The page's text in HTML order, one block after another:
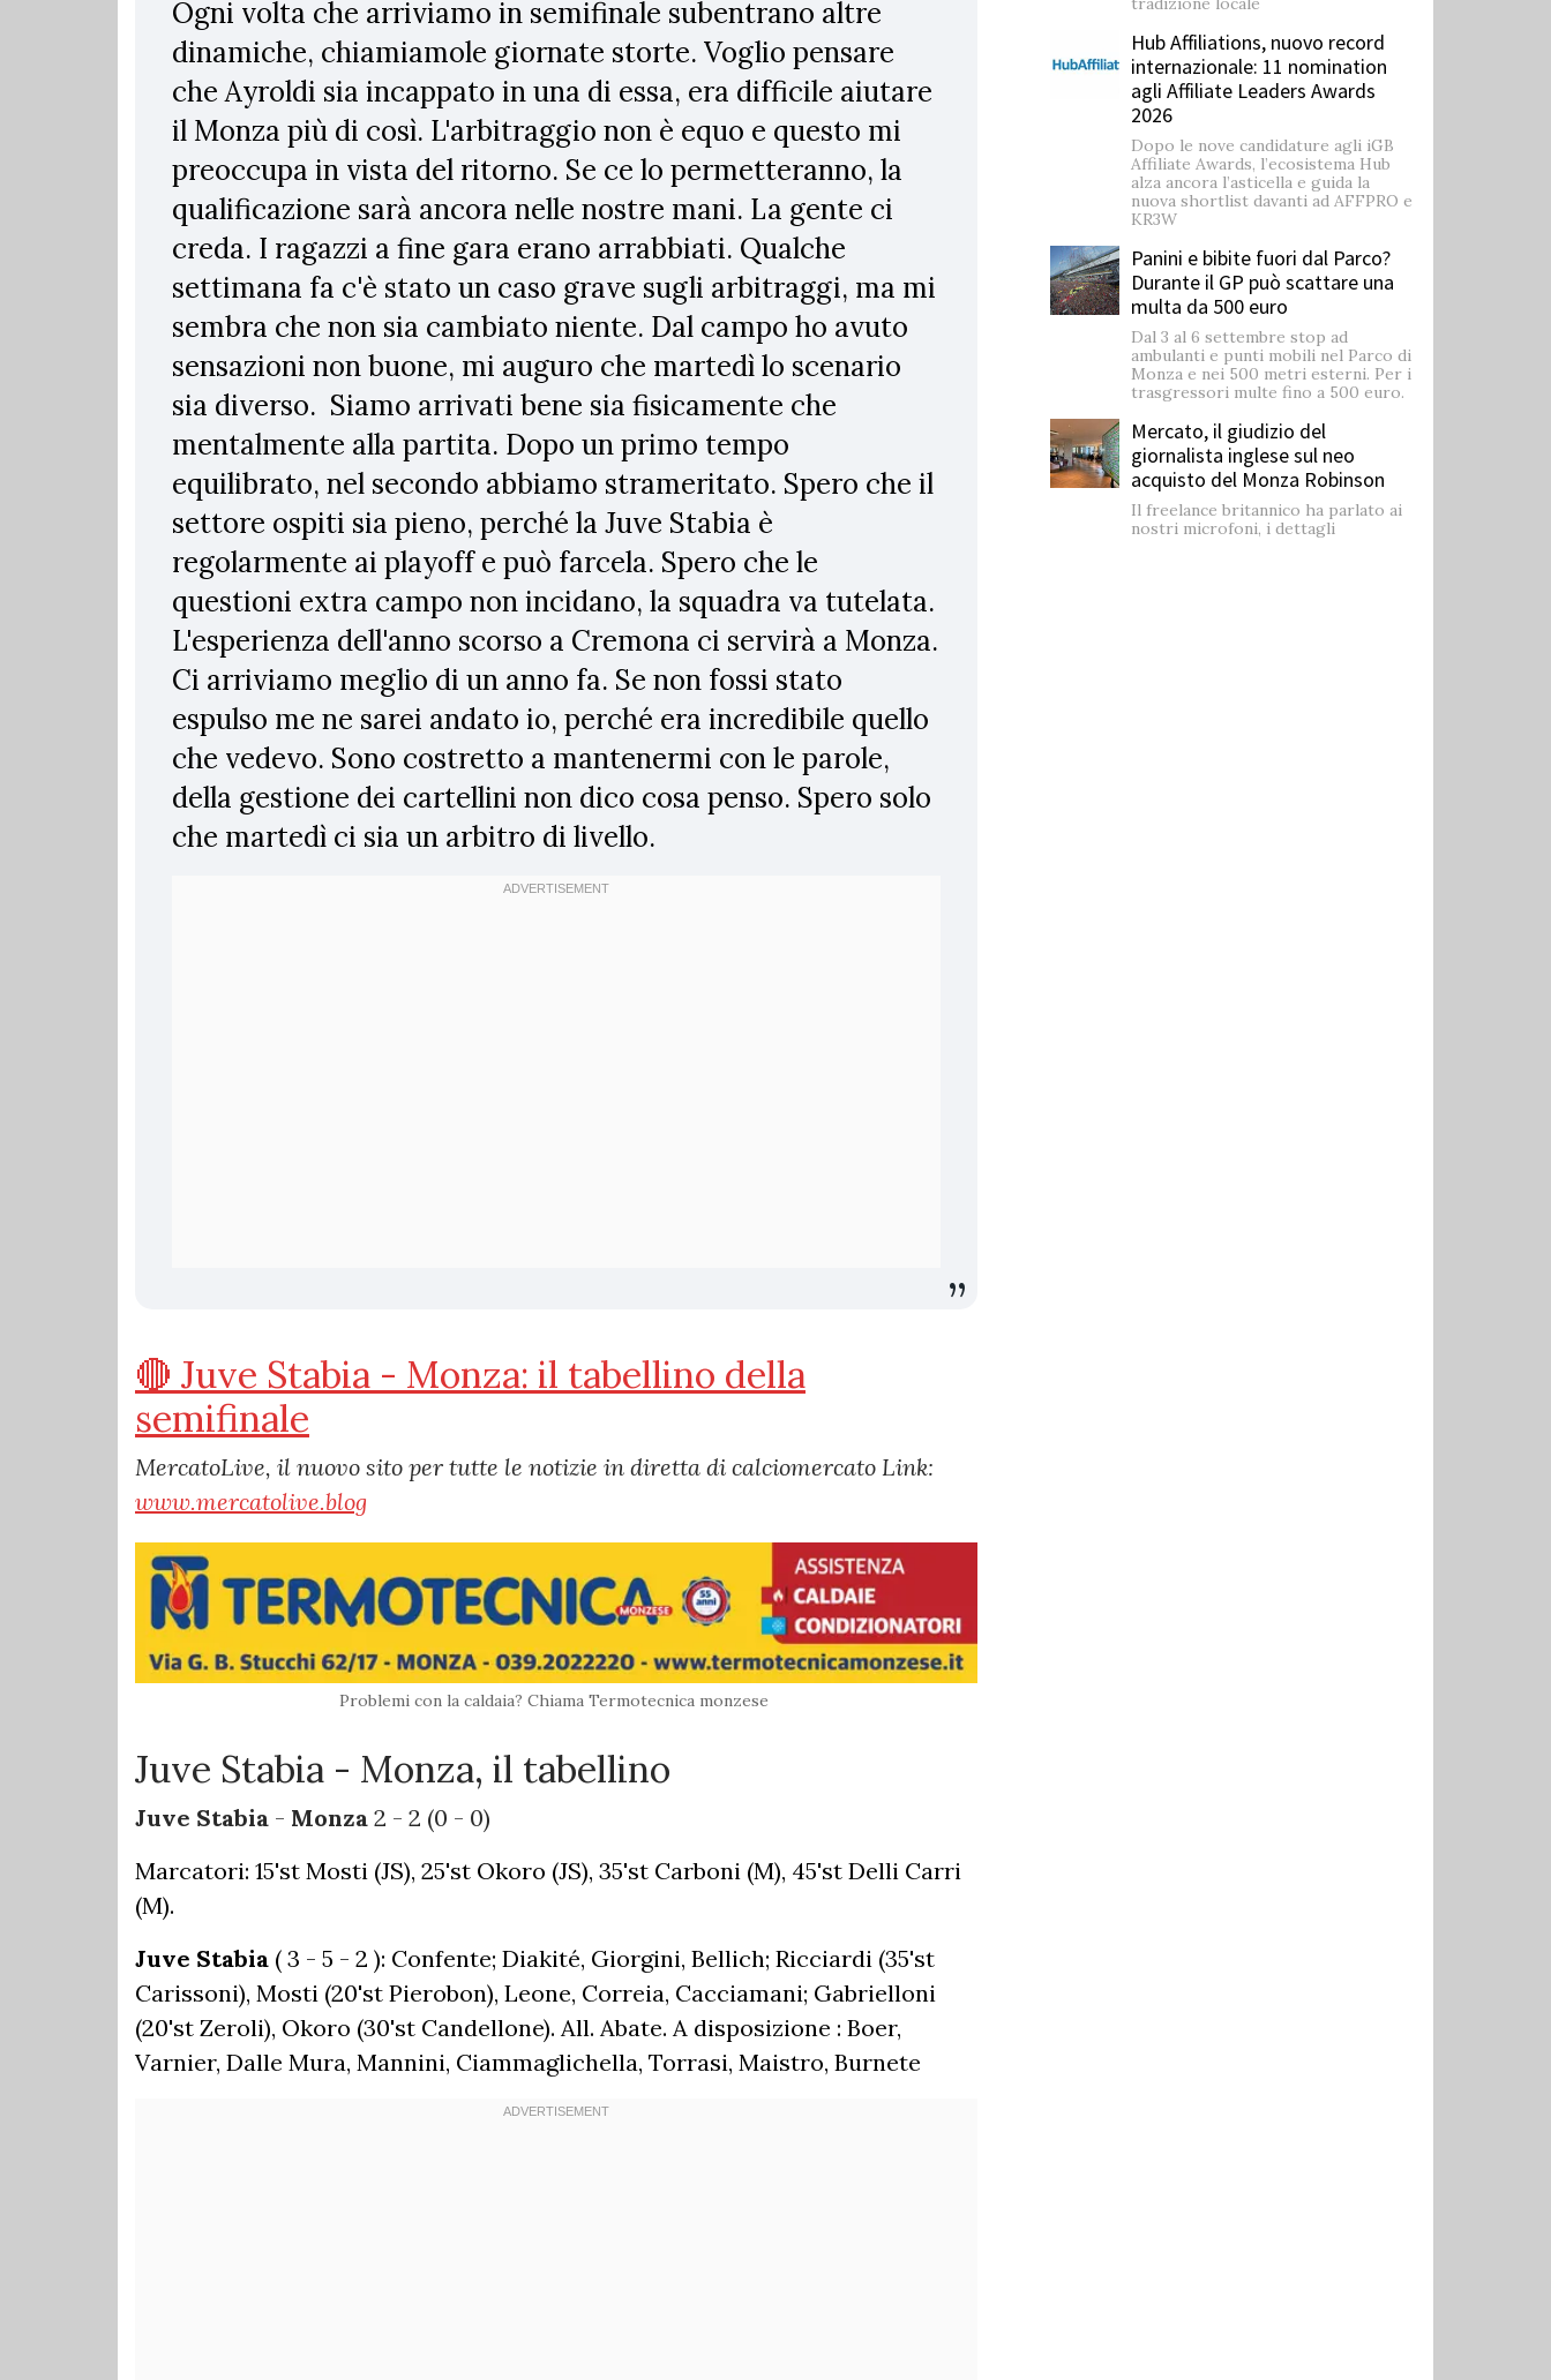
Ogni volta che arriviamo in semifinale subentrano altre
dinamiche, chiamiamole giornate storte. Voglio pensare
che Ayroldi sia incappato in una di essa, era difficile aiutare
il Monza più di così. L'arbitraggio non è equo e questo mi
preoccupa in vista del ritorno. Se ce lo permetteranno, la
qualificazione sarà ancora nelle nostre mani. La gente ci
creda. I ragazzi a fine gara erano arrabbiati. Qualche
settimana fa c'è stato un caso grave sugli arbitraggi, ma mi
sembra che non sia cambiato niente. Dal campo ho avuto
sensazioni non buone, mi auguro che martedì lo scenario
sia diverso. Siamo arrivati bene sia fisicamente che
mentalmente alla partita. Dopo un primo tempo
equilibrato, nel secondo abbiamo strameritato. Spero che il
settore ospiti sia pieno, perché la Juve Stabia è
regolarmente ai playoff e può farcela. Spero che le
questioni extra campo non incidano, la squadra va tutelata.
L'esperienza dell'anno scorso a Cremona ci servirà a Monza.
Ci arriviamo meglio di un anno fa. Se non fossi stato
espulso me ne sarei andato io, perché era incredibile quello
che vedevo. Sono costretto a mantenermi con le parole,
della gestione dei cartellini non dico cosa penso. Spero solo
che martedì ci sia un arbitro di livello.
🔴 Juve Stabia - Monza: il tabellino della
semifinale
MercatoLive, il nuovo sito per tutte le notizie in diretta di calciomercato Link:
www.mercatolive.blog
Problemi con la caldaia? Chiama Termotecnica monzese
Juve Stabia - Monza, il tabellino
Juve Stabia - Monza 2 - 2 (0 - 0)
Marcatori: 15'st Mosti (JS), 25'st Okoro (JS), 35'st Carboni (M), 45'st Delli Carri
(M).
Juve Stabia ( 3 - 5 - 2 ): Confente; Diakité, Giorgini, Bellich; Ricciardi (35'st
Carissoni), Mosti (20'st Pierobon), Leone, Correia, Cacciamani; Gabrielloni
(20'st Zeroli), Okoro (30'st Candellone). All. Abate. A disposizione : Boer,
Varnier, Dalle Mura, Mannini, Ciammaglichella, Torrasi, Maistro, Burnete
Hub Affiliations, nuovo record
internazionale: 11 nomination
agli Affiliate Leaders Awards
2026
Dopo le nove candidature agli iGB
Affiliate Awards, l’ecosistema Hub
alza ancora l’asticella e guida la
nuova shortlist davanti ad AFFPRO e
KR3W
Panini e bibite fuori dal Parco?
Durante il GP può scattare una
multa da 500 euro
Dal 3 al 6 settembre stop ad
ambulanti e punti mobili nel Parco di
Monza e nei 500 metri esterni. Per i
trasgressori multe fino a 500 euro.
Mercato, il giudizio del
giornalista inglese sul neo
acquisto del Monza Robinson
Il freelance britannico ha parlato ai
nostri microfoni, i dettagli